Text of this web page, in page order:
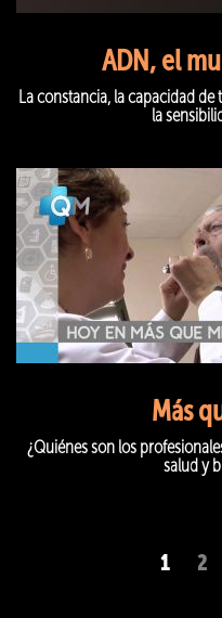
ADN, el
La constancia, la capacidad
la
Más
¿Quiénes son los
salud y
1 2